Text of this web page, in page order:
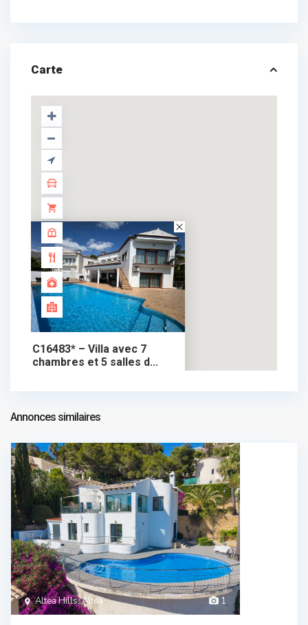
Carte
1.990.000 €
C16483* – Villa avec 7
chambres et 5 salles d...
1.990.000 €
Annonces similaires
1
Altea Hills, Altea